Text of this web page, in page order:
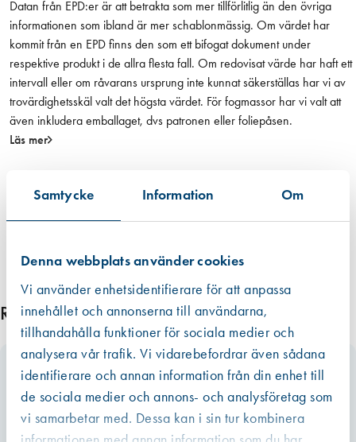
Samtycke Information Om
Denna webbplats använder cookies
Vi använder enhetsidentifierare för att anpassa
innehållet och annonserna till användarna,
tillhandahålla funktioner för sociala medier och
analysera vår trafik. Vi vidarebefordrar även sådana
identifierare och annan information från din enhet till
de sociala medier och annons- och analysföretag som
vi samarbetar med. Dessa kan i sin tur kombinera
0
,
3
m
ä
n
g
d
Datan från EPD:er är att betrakta som mer tillförlitlig än den övriga
informationen som ibland är mer schablonmässig. Om värdet har
kommit från en EPD finns den som ett bifogat dokument under
respektive produkt i de allra flesta fall. Om redovisat värde har haft ett
intervall eller om råvarans ursprung inte kunnat säkerställas har vi av
trovärdighetsskäl valt det högsta värdet. För fogmassor har vi valt att
även inkludera emballaget, dvs patronen eller foliepåsen.
Läs mer
Relaterade produkter